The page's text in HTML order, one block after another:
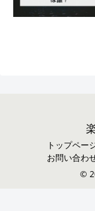
トップペー
お問い合わ
©